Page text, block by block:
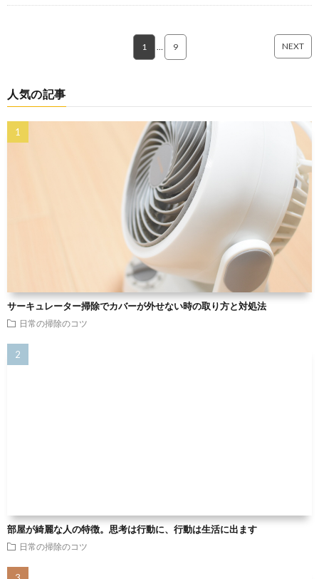
1 9 NEXT
人気の記事
サーキュレーター掃除でカバーが外せない時の取り方と対処法
日常の掃除のコツ
部屋が綺麗な人の特徴。思考は行動に、行動は生活に出ます
日常の掃除のコツ